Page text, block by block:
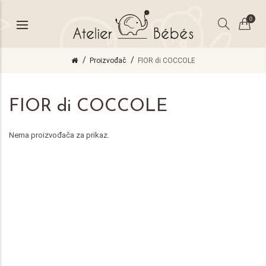
0
Proizvođač FIOR di COCCOLE
FIOR di COCCOLE
Nema proizvođača za prikaz.